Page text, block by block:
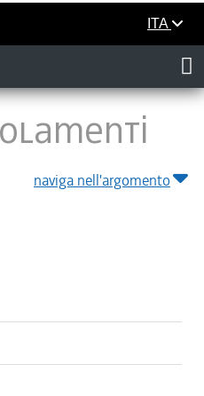
ITA
naviga nell'argomento